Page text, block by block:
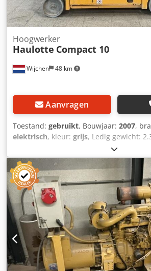
Wijchen 48 km
Hoogwerker
Haulotte Compact 10
Aanvragen
Toestand: gebruikt, Bouwjaar: 2007,
elektrisch, kleur: grijs, Ledig gewicht:
(LxBxH): 251 x 120 x 223 cm - Bouwjaar:
Documentatie aanwezig: Ja Codpeyvf
markering aanwezig: Ja - Aandrijving:
certificaat aanwezig: Nee - Serienummer:
Werkhoogte [mm]: 8140 -
Draagvermogen platform [kg]: 450 -
2510mm x 1200mm x 2230mm (l x b x
Transportgewicht [kg]: 2330kg -
Financiële informatie BTW: De
BTW BTW/marge: BTW verrekenbaar
Levering en inruil altijd mogelijk van
sectoren Koen van Lent